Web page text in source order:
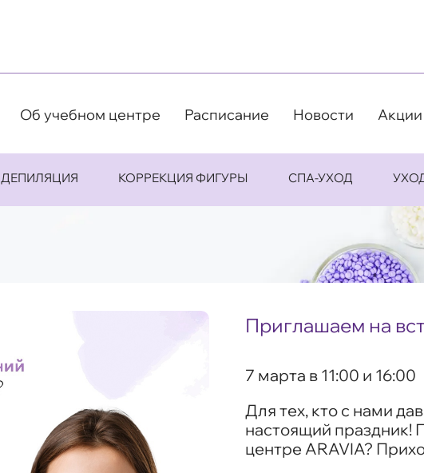
Об учебном центре Расписание Новости Акции
ДЕПИЛЯЦИЯ КОРРЕКЦИЯ ФИГУРЫ СПА-УХОД
Приглашаем на
7 марта в 11:00 и 16:00
Для тех, кто с нами
настоящий праздник!
центре ARAVIA?